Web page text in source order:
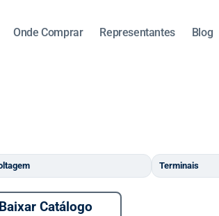
Onde Comprar Representantes Blog
Terminais
Baixar Catálogo